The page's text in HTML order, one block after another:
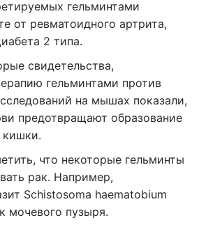
гельминтами
от ревматоидного артрита,
2 типа.
свидетельства,
гельминтами против
на мышах показали,
предотвращают образование
кишки.
что некоторые гельминты
рак. Например,
Schistosoma haematobium
мочевого пузыря.